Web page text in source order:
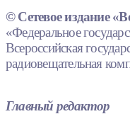
© Сетевое издание
«Федеральное
Всероссийская
радиовещательная
Главный редактор